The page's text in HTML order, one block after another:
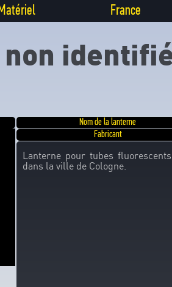
France
Nom de la lanterne
Fabricant
Lanterne pour tubes
dans la ville de Cologne.